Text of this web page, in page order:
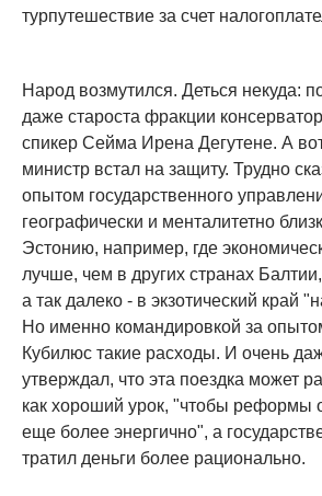
турпутешествие за счет
Народ возмутился. Деться некуда:
даже староста фракции
спикер Сейма Ирена Дегутене. А
министр встал на защиту. Трудно
опытом государственного
географически и менталитетно
Эстонию, например, где
лучше, чем в других странах
а так далеко - в экзотический край
Но именно командировкой за
Кубилюс такие расходы. И очень
утверждал, что эта поездка может
как хороший урок, "чтобы реформы
еще более энергично", а
тратил деньги более рационально.